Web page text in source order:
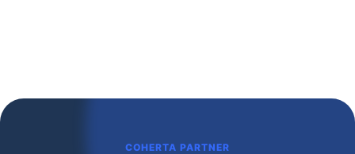
COHERTA PARTNER